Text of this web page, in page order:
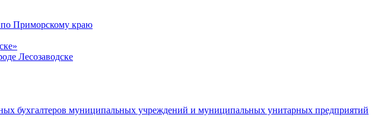
по Приморскому краю
Лесозаводске
бухгалтеров муниципальных учреждений и муниципальных унитарных предприятий